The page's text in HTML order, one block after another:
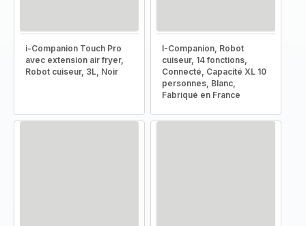
i-Companion Touch Pro
avec extension air fryer,
Robot cuiseur, 3L, Noir
I-Companion, Robot
cuiseur, 14 fonctions,
Connecté, Capacité XL 10
personnes, Blanc,
Fabriqué en France